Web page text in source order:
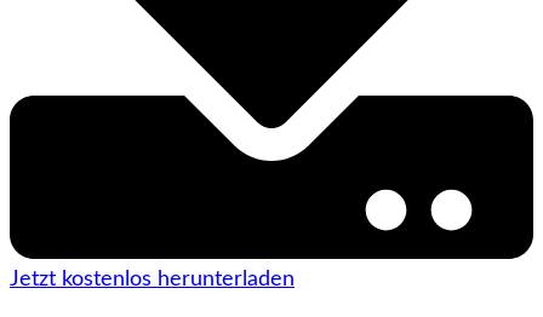
Jetzt kostenlos herunterladen